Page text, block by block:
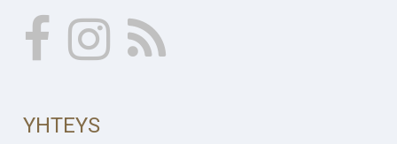
YHTEYS